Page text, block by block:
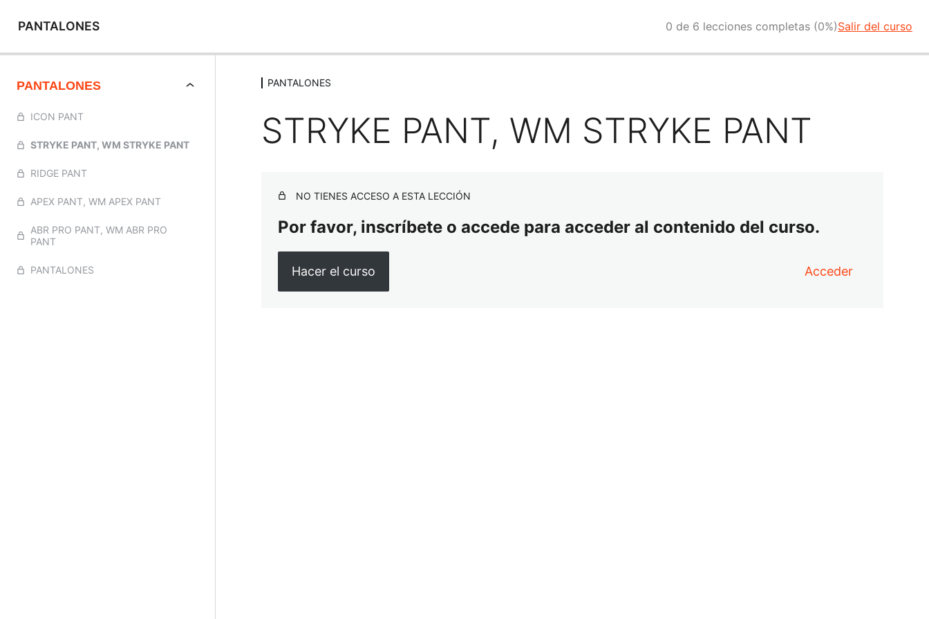
PANTALONES 0 de 6 lecciones completas (0%)Salir del curso
PANTALONES
ICON PANT
STRYKE PANT, WM STRYKE PANT
RIDGE PANT
APEX PANT, WM APEX PANT
ABR PRO PANT, WM ABR PRO
PANT
PANTALONES
PANTALONES
STRYKE PANT, WM STRYKE PANT
NO TIENES ACCESO A ESTA LECCIÓN
Por favor, inscríbete o accede para acceder al contenido del curso.
Hacer el curso Acceder